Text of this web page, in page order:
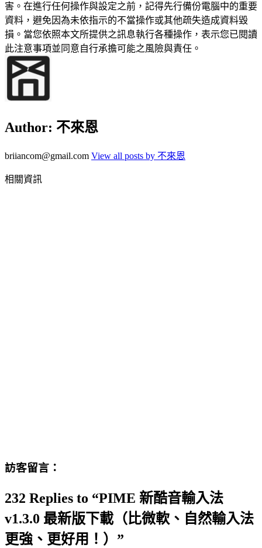
害。在進行任何操作與設定之前，記得先行備份電腦中的重要
資料，避免因為未依指示的不當操作或其他疏失造成資料毀
損。當您依照本文所提供之訊息執行各種操作，表示您已閱讀
此注意事項並同意自行承擔可能之風險與責任。
Author: 不來恩
briiancom@gmail.com View all posts by 不來恩
相關資訊
訪客留言：
232 Replies to “PIME 新酷音輸入法
v1.3.0 最新版下載（比微軟、自然輸入法
更強、更好用！）”